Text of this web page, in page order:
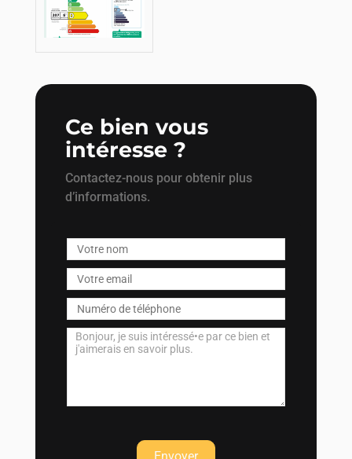
Ce bien vous
intéresse ?
Contactez-nous pour obtenir plus
d’informations.